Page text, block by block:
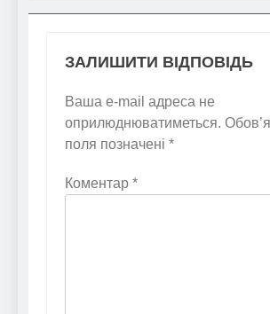
ЗАЛИШИТИ ВІДПОВІДЬ
Ваша e-mail адреса не
оприлюднюватиметься.
поля позначені *
Коментар *